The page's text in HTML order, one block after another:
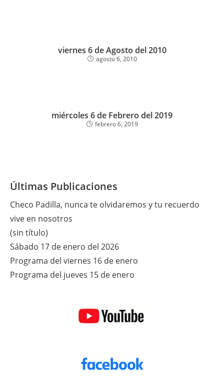
viernes 6 de Agosto del 2010
agosto 6, 2010
miércoles 6 de Febrero del 2019
febrero 6, 2019
Últimas Publicaciones
Checo Padilla, nunca te olvidaremos y tu recuerdo
vive en nosotros
(sin título)
Sábado 17 de enero del 2026
Programa del viernes 16 de enero
Programa del jueves 15 de enero